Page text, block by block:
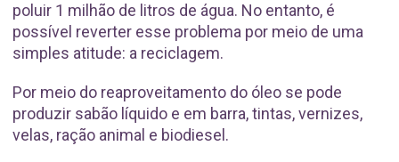
poluir 1 milhão de litros de água. No entanto, é
possível reverter esse problema por meio de uma
simples atitude: a reciclagem.
Por meio do reaproveitamento do óleo se pode
produzir sabão líquido e em barra, tintas, vernizes,
velas, ração animal e biodiesel.